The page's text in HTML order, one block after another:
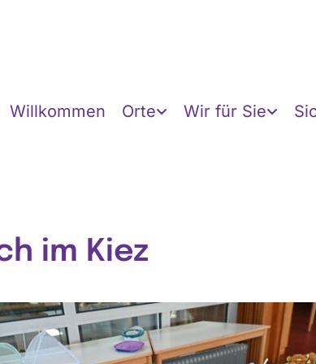
Willkommen Orte Wir für Sie
im Kiez